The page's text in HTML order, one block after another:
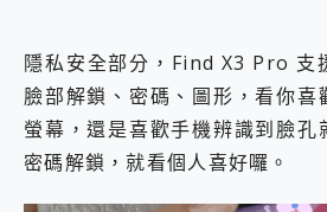
隱私安全部分，Find X3 Pro 支
臉部解鎖、密碼、圖形，看你喜
螢幕，還是喜歡手機辨識到臉孔
密碼解鎖，就看個人喜好囉。